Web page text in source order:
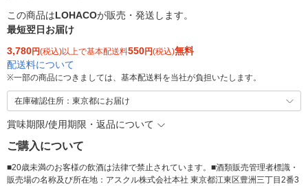
この商品はLOHACOが販売・発送します。
最短翌日お届け
3,780円(税込)以上で基本配送料550円(税込)無料
配送料について
※一部の商品につきましては、基本配送料を当社が負担いたします。
在庫確認住所：東京都にお届け
賞味期限/使用期限・返品について
ご購入について
■20歳未満のお客様の飲酒は法律で禁止されています。■酒類販売管理者標識・
販売場の名称及び所在地：アスクル株式会社本社 東京都江東区豊洲三丁目2番3